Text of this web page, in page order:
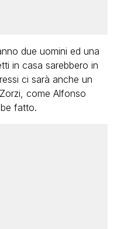
due uomini ed una
in casa sarebbero in
ci sarà anche un
come Alfonso
fatto.